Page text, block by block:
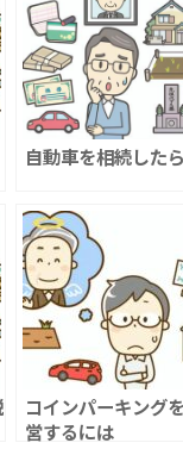
自動車を相続したら
コインパーキング
営するには